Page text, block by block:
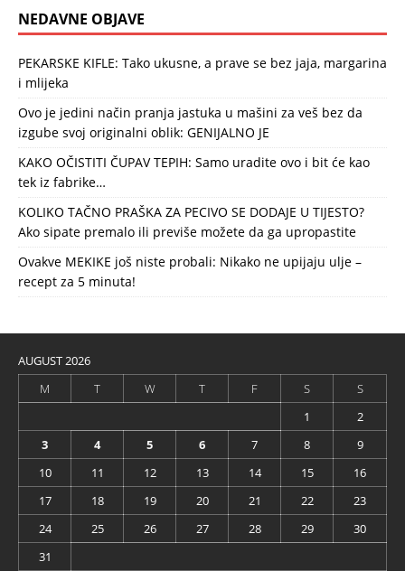
NEDAVNE OBJAVE
PEKARSKE KIFLE: Tako ukusne, a prave se bez jaja, margarina
i mlijeka
Ovo je jedini način pranja jastuka u mašini za veš bez da
izgube svoj originalni oblik: GENIJALNO JE
KAKO OČISTITI ČUPAV TEPIH: Samo uradite ovo i bit će kao
tek iz fabrike…
KOLIKO TAČNO PRAŠKA ZA PECIVO SE DODAJE U TIJESTO?
Ako sipate premalo ili previše možete da ga upropastite
Ovakve MEKIKE još niste probali: Nikako ne upijaju ulje –
recept za 5 minuta!
AUGUST 2026
M
T W T F S
S
1
2
3
4 5 6 7 8
9
10
11 12 13 14 15
16
17
18 19 20 21 22
23
24
25 26 27 28 29
30
31